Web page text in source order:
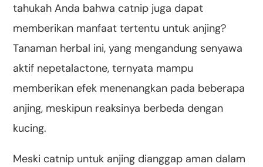
tahukah Anda bahwa catnip juga dapat
memberikan manfaat tertentu untuk anjing?
Tanaman herbal ini, yang mengandung senyawa
aktif nepetalactone, ternyata mampu
memberikan efek menenangkan pada beberapa
anjing, meskipun reaksinya berbeda dengan
kucing.
Meski catnip untuk anjing dianggap aman dalam